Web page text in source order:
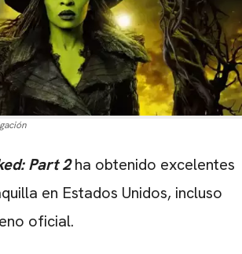
Part 2ha obtenido excelentes
en Estados Unidos, incluso
oficial.